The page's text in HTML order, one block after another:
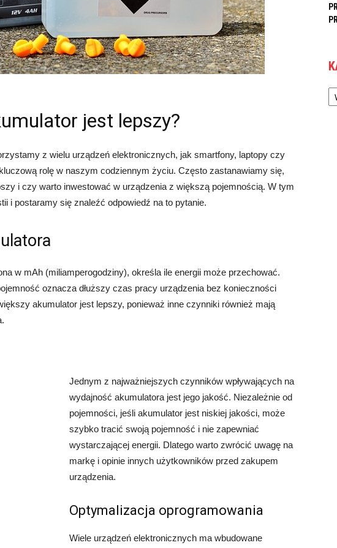
jest lepszy?
z wielu urządzeń elektronicznych, jak smartfony, laptopy czy
rolę w naszym codziennym życiu. Często zastanawiamy się,
i czy warto inwestować w urządzenia z większą pojemnością. W tym
i postaramy się znaleźć odpowiedź na to pytanie.
w mAh (miliamperogodziny), określa ile energii może przechować.
oznacza dłuższy czas pracy urządzenia bez konieczności
akumulator jest lepszy, ponieważ inne czynniki również mają
Jednym z najważniejszych czynników wpływających na
wydajność akumulatora jest jego jakość. Niezależnie od
pojemności, jeśli akumulator jest niskiej jakości, może
szybko tracić swoją pojemność i nie zapewniać
wystarczającej energii. Dlatego warto zwrócić uwagę na
markę i opinie innych użytkowników przed zakupem
urządzenia.
Optymalizacja oprogramowania
Wiele urządzeń elektronicznych ma wbudowane